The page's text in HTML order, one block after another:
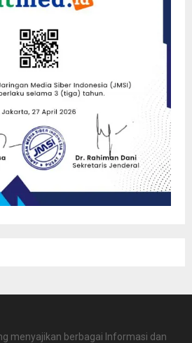
menyajikan berbagai Informasi dan